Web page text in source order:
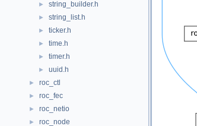
► string_builder.h
► string_list.h
► ticker.h
► time.h
► timer.h
► uuid.h
► roc_ctl
► roc_fec
► roc_netio
► roc_node